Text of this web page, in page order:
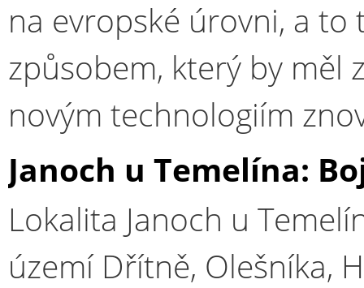
na evropské úrovni, a to
způsobem, který by měl
novým technologiím
Janoch u Temelína:
Lokalita Janoch u
území Dřítně, Olešníka,